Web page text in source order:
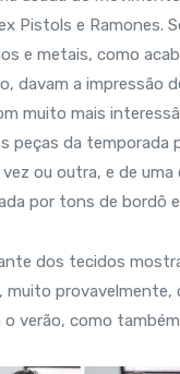
Pistols e Ramones.
e metais, como
davam a impressão
muito mais
peças da temporada
ou outra, e de uma
por tons de bordô
dos tecidos
muito provavelmente,
verão, como